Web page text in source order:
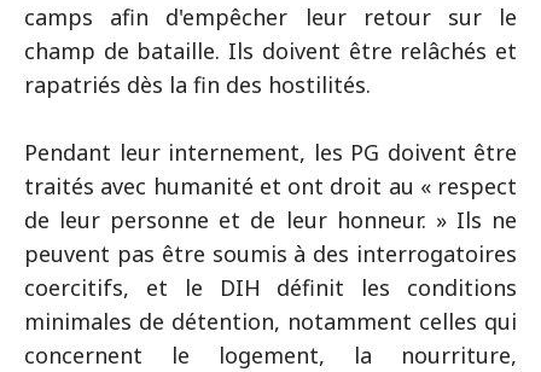
camps afin d'empêcher leur retour sur le
champ de bataille. Ils doivent être relâchés et
rapatriés dès la fin des hostilités.
Pendant leur internement, les PG doivent être
traités avec humanité et ont droit au « respect
de leur personne et de leur honneur. » Ils ne
peuvent pas être soumis à des interrogatoires
coercitifs, et le DIH définit les conditions
minimales de détention, notamment celles qui
concernent le logement, la nourriture,